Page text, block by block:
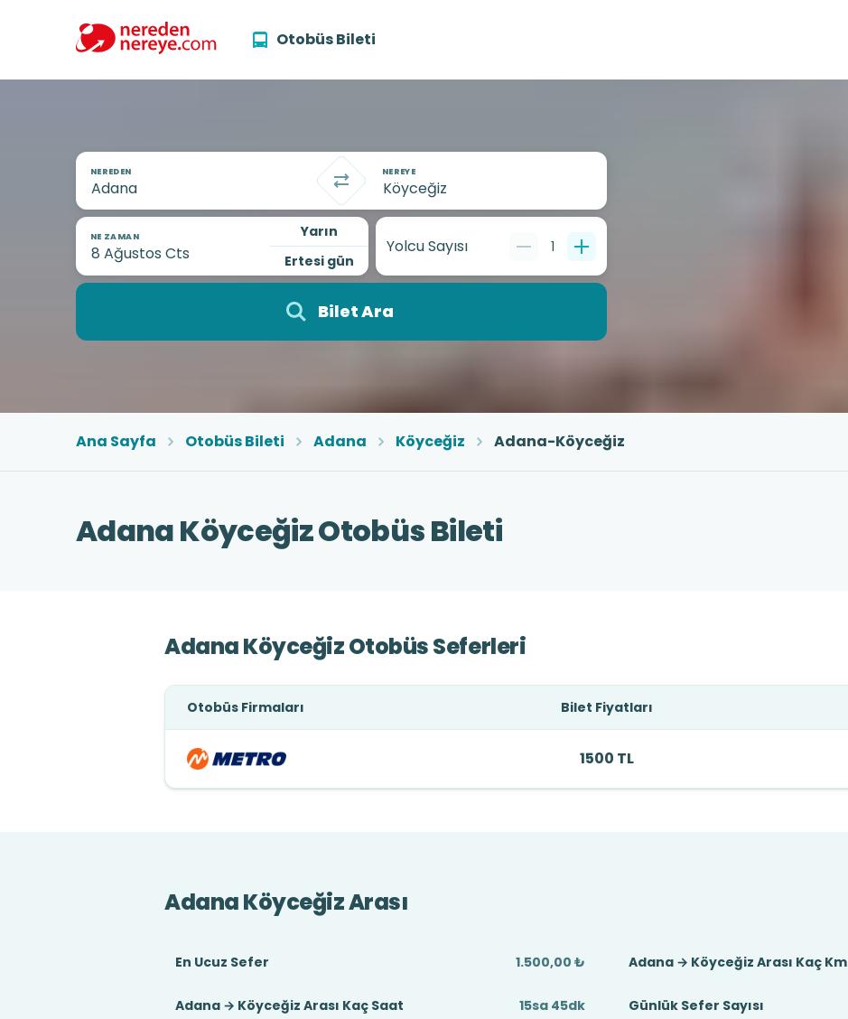
Otobüs Bileti
NEREDEN NEREYE
NE ZAMAN
Yarın
Ertesi gün
Yolcu Sayısı 1
Bilet Ara
Ana Sayfa Otobüs Bileti Adana Köyceğiz Adana-Köyceğiz
Adana Köyceğiz Otobüs Bileti
Adana Köyceğiz Otobüs Seferleri
Otobüs Firmaları Bilet Fiyatları
1500 TL
Adana Köyceğiz Arası
En Ucuz Sefer 1.500,00 ₺ Adana → Köyceğiz Arası Kaç Km
Adana → Köyceğiz Arası Kaç Saat 15sa 45dk Günlük Sefer Sayısı